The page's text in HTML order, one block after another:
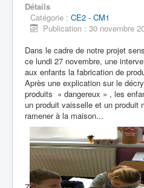
Détails
Catégorie : CE2 - CM1
Publication : 30 novembre
Dans le cadre de notre projet
ce lundi 27 novembre, une
aux enfants la fabrication de
Après une explication sur le
produits « dangereux » , les
un produit vaisselle et un produit
ramener à la maison...